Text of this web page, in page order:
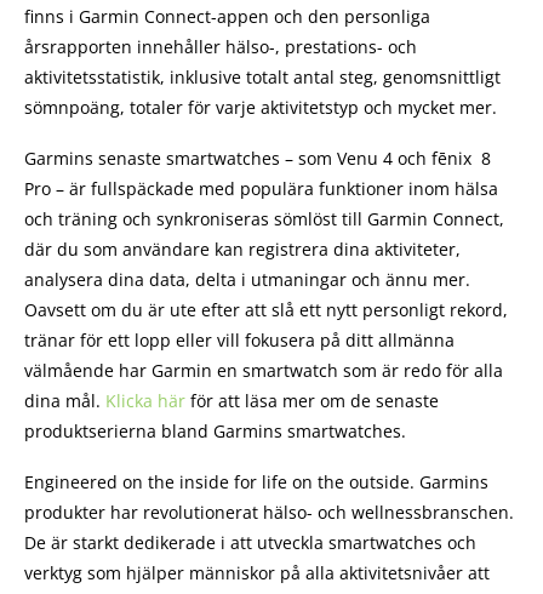
finns i Garmin Connect-appen och den personliga
årsrapporten innehåller hälso-, prestations- och
aktivitetsstatistik, inklusive totalt antal steg, genomsnittligt
sömnpoäng, totaler för varje aktivitetstyp och mycket mer.
Garmins senaste smartwatches – som Venu 4 och fēnix 8
Pro – är fullspäckade med populära funktioner inom hälsa
och träning och synkroniseras sömlöst till Garmin Connect,
där du som användare kan registrera dina aktiviteter,
analysera dina data, delta i utmaningar och ännu mer.
Oavsett om du är ute efter att slå ett nytt personligt rekord,
tränar för ett lopp eller vill fokusera på ditt allmänna
välmående har Garmin en smartwatch som är redo för alla
dina mål. Klicka här för att läsa mer om de senaste
produktserierna bland Garmins smartwatches.
Engineered on the inside for life on the outside. Garmins
produkter har revolutionerat hälso- och wellnessbranschen.
De är starkt dedikerade i att utveckla smartwatches och
verktyg som hjälper människor på alla aktivitetsnivåer att